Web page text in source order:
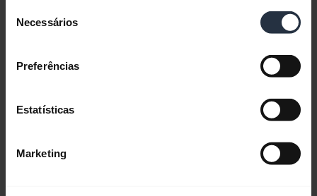
Necessários
Preferências
Estatísticas
Marketing
Inglês